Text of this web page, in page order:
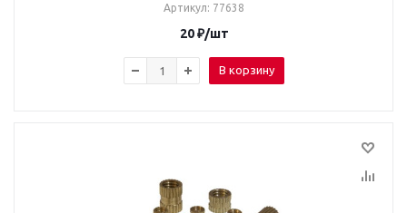
Артикул: 77638
20₽/шт
В корзину